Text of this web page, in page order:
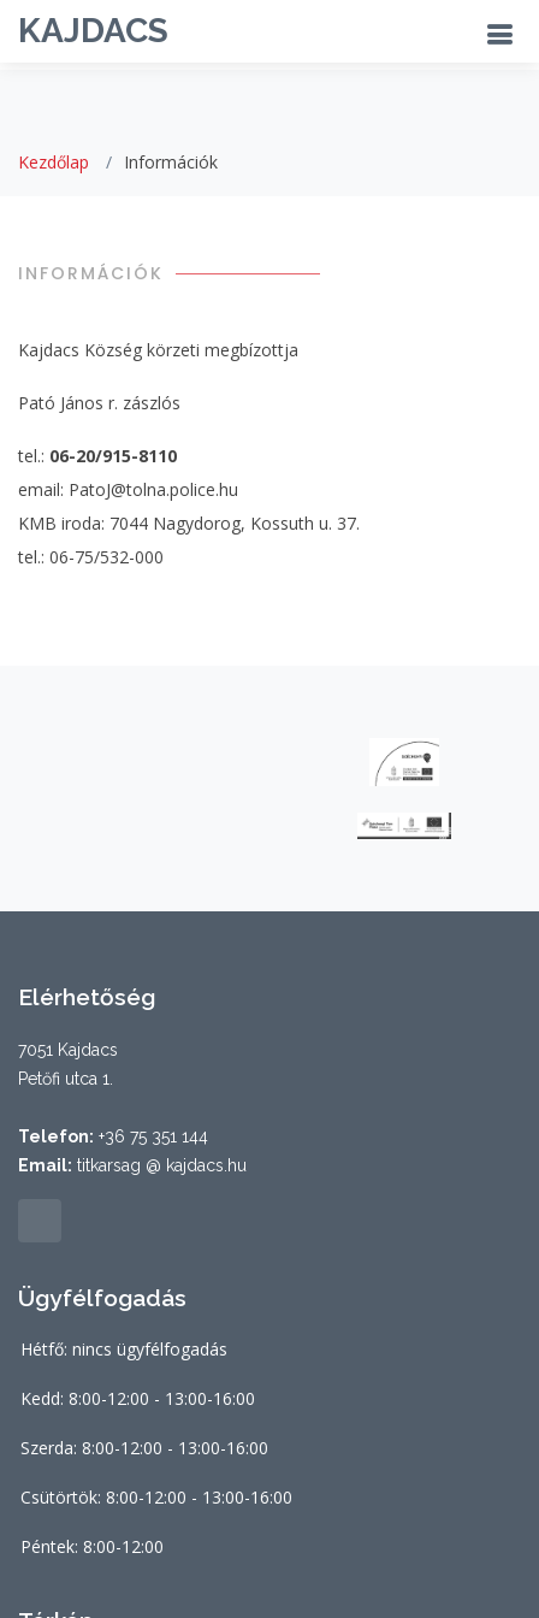
KAJDACS
Kezdőlap Információk
INFORMÁCIÓK
Kajdacs Község körzeti megbízottja
Pató János r. zászlós
tel.: 06-20/915-8110
email: PatoJ@tolna.police.hu
KMB iroda: 7044 Nagydorog, Kossuth u. 37.
tel.: 06-75/532-000
Elérhetőség
7051 Kajdacs
Petőfi utca 1.
Telefon: +36 75 351 144
Email: titkarsag @ kajdacs.hu
Ügyfélfogadás
Hétfő: nincs ügyfélfogadás
Kedd: 8:00-12:00 - 13:00-16:00
Szerda: 8:00-12:00 - 13:00-16:00
Csütörtök: 8:00-12:00 - 13:00-16:00
Péntek: 8:00-12:00